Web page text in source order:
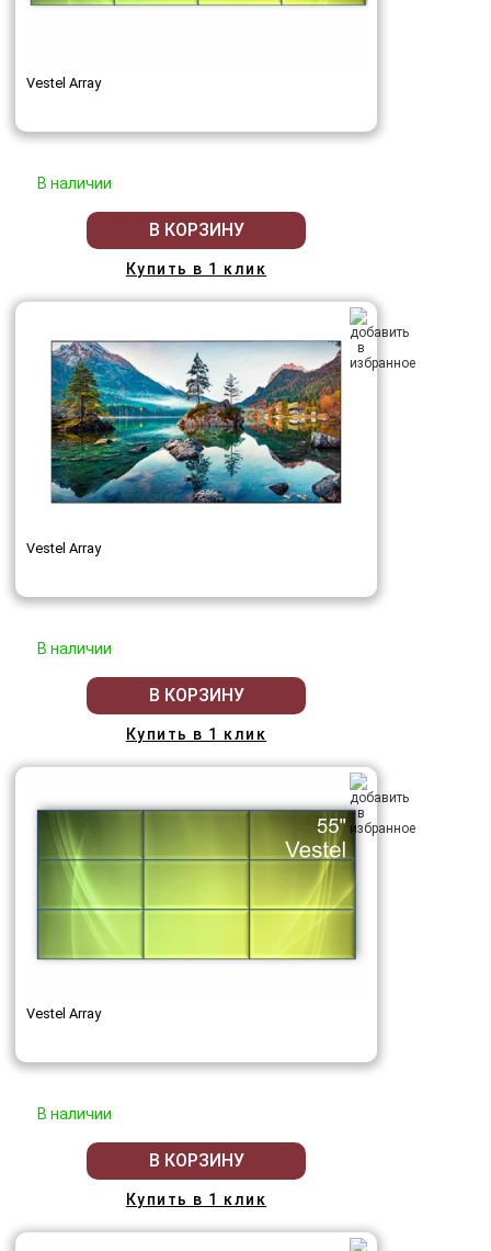
Vestel Array
В наличии
В КОРЗИНУ
Купить в 1 клик
Vestel Array
В наличии
В КОРЗИНУ
Купить в 1 клик
Vestel Array
В наличии
В КОРЗИНУ
Купить в 1 клик